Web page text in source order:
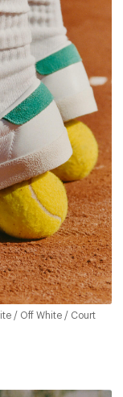
/ Off White / Court